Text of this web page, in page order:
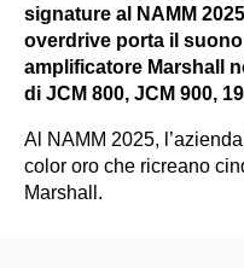
signature al NAMM
overdrive porta il
amplificatore Marshall
di JCM 800, JCM 900,
Al NAMM 2025,
color oro che ricreano
Marshall.